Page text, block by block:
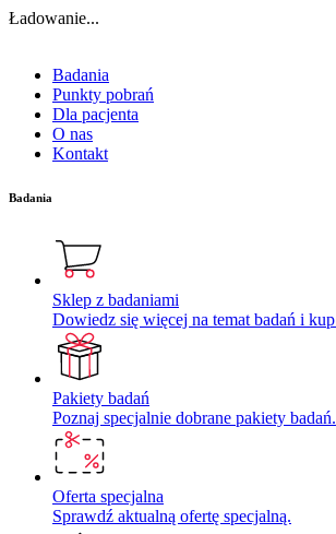
Ładowanie...
Badania
Punkty pobrań
Dla pacjenta
O nas
Kontakt
Badania
Sklep z badaniami
Dowiedz się więcej na temat badań i
Pakiety badań
Poznaj specjalnie dobrane pakiety badań.
Oferta specjalna
Sprawdź aktualną ofertę specjalną.